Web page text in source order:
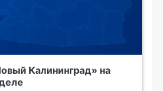
Калининград» на